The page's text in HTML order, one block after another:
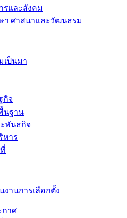
รและสังคม
า ศาสนาและวัฒนธรม
เป็นมา
กิจ
นฐาน
พันธกิจ
หาร
งานการเลือกตั้ง
กาศ